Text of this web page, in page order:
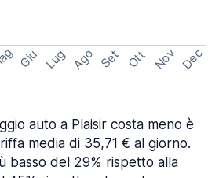
Giu Lug Ago Set Ott Nov Dec
auto a Plaisir costa meno è
media di 35,71 € al giorno.
basso del 29% rispetto alla